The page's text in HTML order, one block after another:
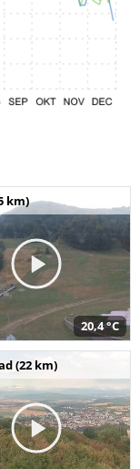
km)
20,4 °C
(22 km)